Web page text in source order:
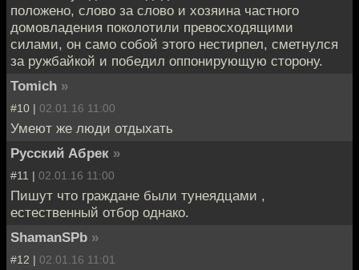
положено, слово за слово и хозяина частного
домовладения поколотили превосходящими
силами, он само собой этого нестирпел, сметнулся
за ружбайкой и победил оппонирующую сторону.
Tomich »
#10 | 02.01.16 11:00
Умеют же люди отдыхать
Русский Абрек »
#11 | 02.01.16 11:00
Пишут что граждане были тунеядцами ,
естественный отбор однако.
ShamanSPb »
#12 | 02.01.16 11:01